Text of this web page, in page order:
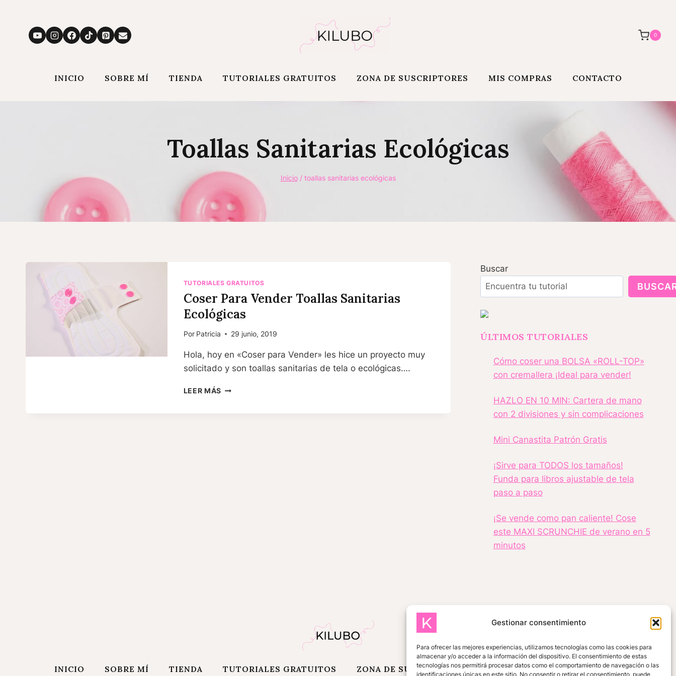
Gestionar consentimiento
Para ofrecer las mejores experiencias, utilizamos tecnologías como las cookies para
almacenar y/o acceder a la información del dispositivo. El consentimiento de estas
tecnologías nos permitirá procesar datos como el comportamiento de navegación o las
identificaciones únicas en este sitio. No consentir o retirar el consentimiento, puede
contenido
0
INICIO SOBRE MÍ TIENDA TUTORIALES GRATUITOS ZONA DE SUSCRIPTORES MIS COMPRAS CONTACTO
Toallas Sanitarias Ecológicas
Inicio / toallas sanitarias ecológicas
TUTORIALES GRATUITOS
Coser Para Vender Toallas Sanitarias
Ecológicas
Por Patricia 29 junio, 2019
Hola, hoy en «Coser para Vender» les hice un proyecto muy
solicitado y son toallas sanitarias de tela o ecológicas….
LEER MÁS COSER
Buscar
ÚLTIMOS TUTORIALES
Cómo coser una BOLSA «ROLL-TOP»
con cremallera ¡Ideal para vender!
HAZLO EN 10 MIN: Cartera de mano
con 2 divisiones y sin complicaciones
Mini Canastita Patrón Gratis
¡Sirve para TODOS los tamaños!
Funda para libros ajustable de tela
paso a paso
¡Se vende como pan caliente! Cose
este MAXI SCRUNCHIE de verano en 5
minutos
INICIO SOBRE MÍ TIENDA TUTORIALES GRATUITOS ZONA DE SUSCRIPTORES MIS COMPRAS CONTACTO